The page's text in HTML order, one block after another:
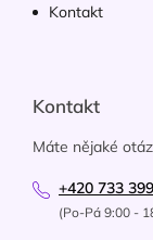
Kontakt
Kontakt
Máte nějaké
+420 733
(Po-Pá 9:00 -